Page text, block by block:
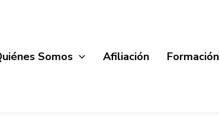
Somos Afiliación Formación